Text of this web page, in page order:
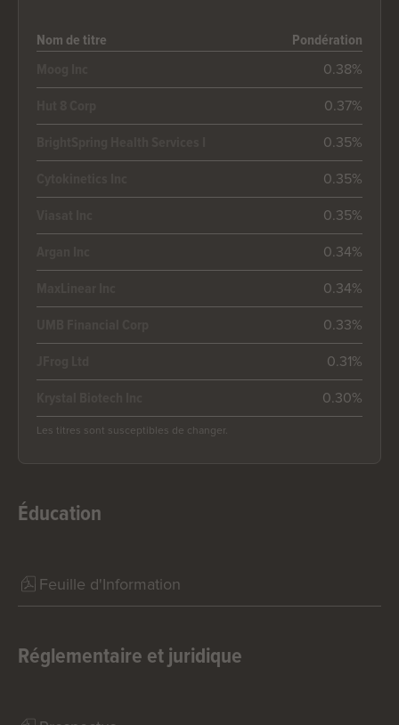
Nom de titre Pondération
0.38%
0.37%
0.35%
0.35%
0.35%
0.34%
0.34%
0.33%
0.31%
0.30%
Les titres sont susceptibles de changer.
Éducation
Feuille d'Information
Réglementaire et juridique